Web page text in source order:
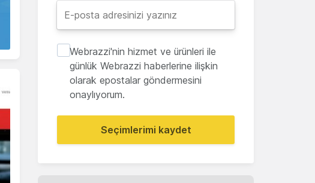
Webrazzi'nin hizmet ve ürünleri ile
günlük Webrazzi haberlerine ilişkin
olarak epostalar göndermesini
onaylıyorum.
Seçimlerimi kaydet